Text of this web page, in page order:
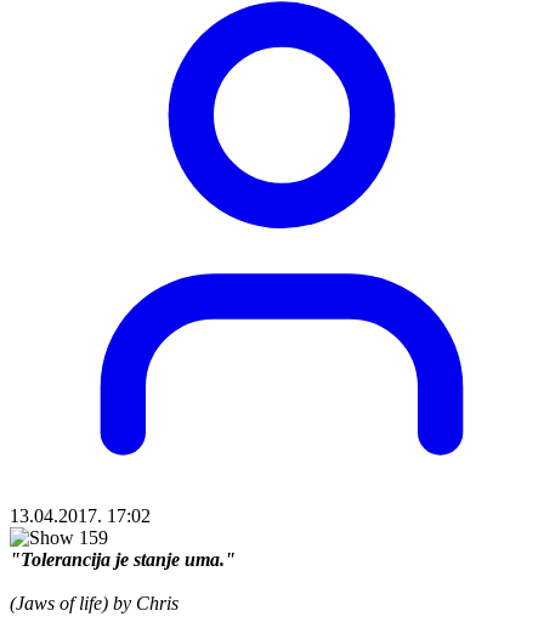
13.04.2017. 17:02
"Tolerancija je stanje uma."
(Jaws of life) by Chris